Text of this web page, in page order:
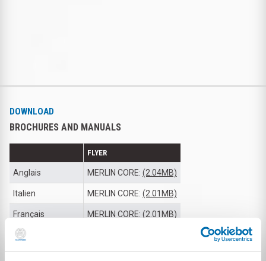
DOWNLOAD
BROCHURES AND MANUALS
FLYER
Anglais MERLIN CORE: (2.04MB)
Italien MERLIN CORE: (2.01MB)
Français MERLIN CORE: (2.01MB)
Japonais